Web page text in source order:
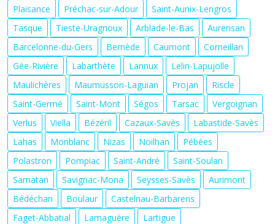
Plaisance
Préchac-sur-Adour
Saint-Aunix-Lengros
Tasque
Tieste-Uragnoux Arblade-le-Bas
Aurensan
Barcelonne-du-Gers
Bernède Caumont
Corneillan
Gée-Rivière
Labarthète Lannux
Lelin-Lapujolle
Maulichères
Maumusson-Laguian Projan
Riscle
Saint-Germé
Saint-Mont Ségos Tarsac
Vergoignan
Verlus
Viella Bézéril Cazaux-Savès
Labastide-Savès
Lahas
Monblanc Nizas Noilhan
Pébées
Polastron
Pompiac Saint-André
Saint-Soulan
Samatan
Savignac-Mona Seysses-Savès
Aurimont
Bédéchan
Boulaur
Castelnau-Barbarens
Faget-Abbatial
Lamaguère
Lartigue